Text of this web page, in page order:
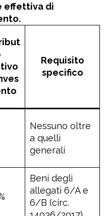
effettiva di
Requisito
specifico
Nessuno oltre
a quelli
generali
Beni degli
allegati 6/A e
6/B (circ.